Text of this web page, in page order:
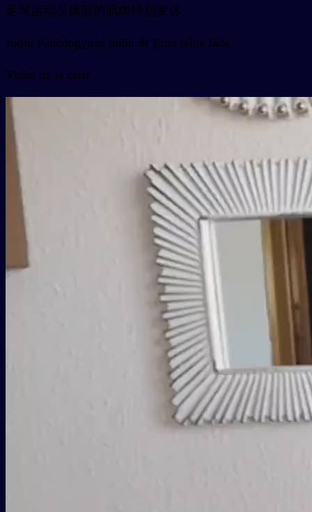
足球运动员腿部的肌肉特别发达
zúqiú yùndòngyuán tuǐbù de jīròu tèbié fādá
Vidéo de la carte